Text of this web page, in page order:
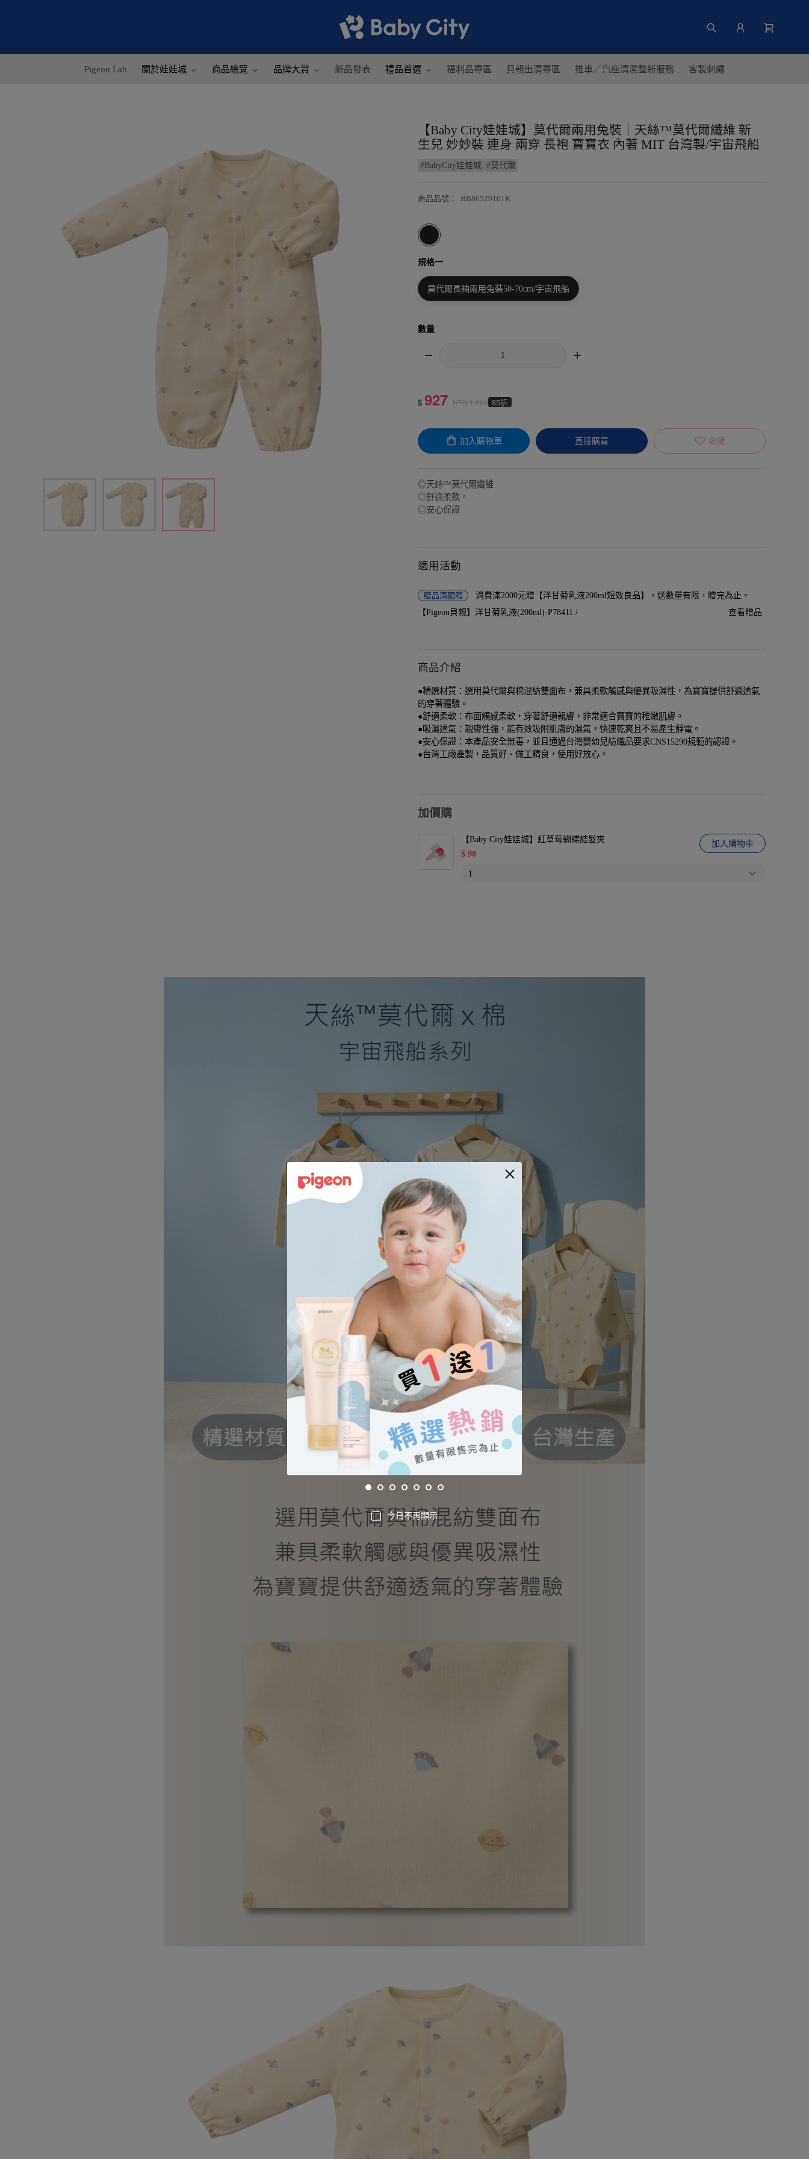
Pigeon Lab 關於娃娃城 商品總覽 品牌大賞 新品發表 禮品首選 福利品專區 貝親出清專區 推車／汽座清潔整新服務 客製刺繡
【Baby City娃娃城】莫代爾兩用兔裝｜天絲™莫代爾纖維 新
生兒 妙妙裝 連身 兩穿 長袍 寶寶衣 內著 MIT 台灣製/宇宙飛船
# BabyCity娃娃城 #莫代爾
商品品號 ： BB86529101K
規格一
莫代爾長袖兩用兔裝50-70cm/宇宙飛船
數量
$ 927 NTD1,090 85折
加入購物車 直接購買 收藏
◎天絲™莫代爾纖維
◎舒適柔軟。
◎安心保證
適用活動
贈品滿額贈
消費滿2000元贈【洋甘菊乳液200ml短效良品】，送數量有限，贈完為止。
【Pigeon貝親】洋甘菊乳液(200ml)-P78411 /
查看贈品
商品介紹
●精選材質：選用莫代爾與棉混紡雙面布，兼具柔軟觸感與優異吸濕性，為寶寶提供舒適透氣
的穿著體驗。
●舒適柔軟：布面觸感柔軟，穿著舒適親膚，非常適合寶寶的稚嫩肌膚。
●吸濕透氣：親膚性強，能有效吸附肌膚的濕氣，快速乾爽且不易產生靜電。
●安心保證：本產品安全無毒，並且通過台灣嬰幼兒紡織品要求CNS15290規範的認證。
●台灣工廠產製，品質好、做工精良，使用好放心。
加價購
【Baby City娃娃城】紅草莓蝴蝶結髮夾
$ 90
加入購物車
今日不再顯示